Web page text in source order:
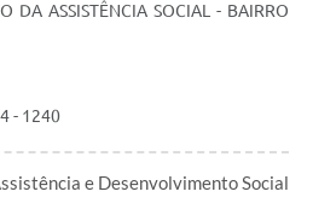
DA ASSISTÊNCIA SOCIAL - BAIRRO
- 1240
e Desenvolvimento Social